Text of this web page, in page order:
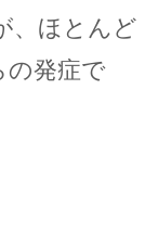
、ほとんど
の発症で